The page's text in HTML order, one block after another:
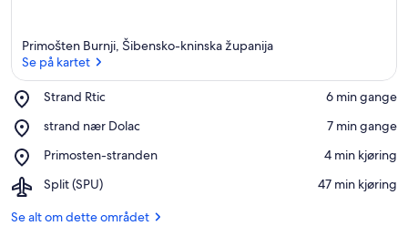
Primošten Burnji, Šibensko-kninska županija
Se på kartet
Strand Rtic
Place,
Rtic
‪6 min gange‬
strand nær Dolac
Place,
nær
‪7 min gange‬
Primosten-stranden
Place,
stranden
‪4 min kjøring‬
Split (SPU)
Airport,
(SPU)
‪47 min kjøring‬
Se alt om dette området